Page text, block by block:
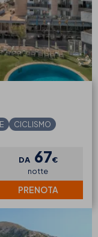
CICLISMO
DA 67€
notte
PRENOTA